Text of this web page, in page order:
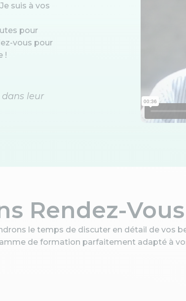
suis à vos
pour
vous pour
!
dans leur
Rendez-Vous
le temps de discuter en détail de vos
de formation parfaitement adapté à